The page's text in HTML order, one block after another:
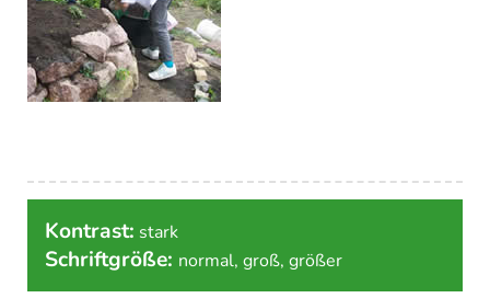
Ziegen
Schafe
Hühner
GARTEN, KOCHEN, HANDWERK
Kontrast: stark
Schriftgröße: normal,groß,größer